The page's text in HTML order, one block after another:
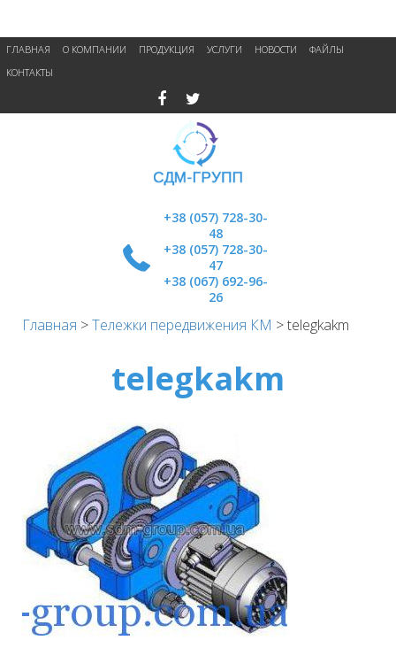
ГЛАВНАЯ О КОМПАНИИ ПРОДУКЦИЯ УСЛУГИ НОВОСТИ
ФАЙЛЫ
КОНТАКТЫ
+38 (057) 728-30-
48
+38 (057) 728-30-
47
+38 (067) 692-96-
26
Главная >Тележки передвижения КМ >telegkakm
telegkakm